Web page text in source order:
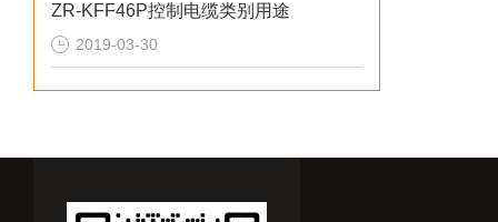
ZR-KFF46P控制电缆类别用途
2019-03-30